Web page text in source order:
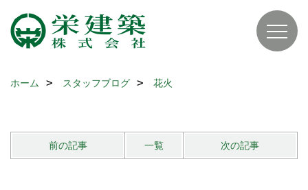
ホーム スタッフブログ 花火
前の記事 一覧 次の記事